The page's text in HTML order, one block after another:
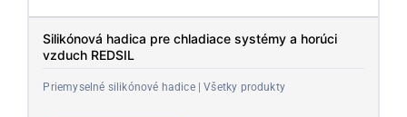
Silikónová hadica pre chladiace systémy a horúci
vzduch REDSIL
Priemyselné silikónové hadice | Všetky produkty